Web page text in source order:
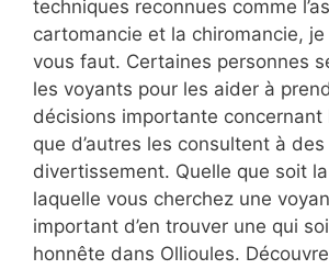
techniques reconnues comme
cartomancie et la chiromancie, je
vous faut. Certaines personnes
les voyants pour les aider à
décisions importante concernant
que d’autres les consultent à
divertissement. Quelle que soit
laquelle vous cherchez une
important d’en trouver une qui
honnête dans Ollioules.